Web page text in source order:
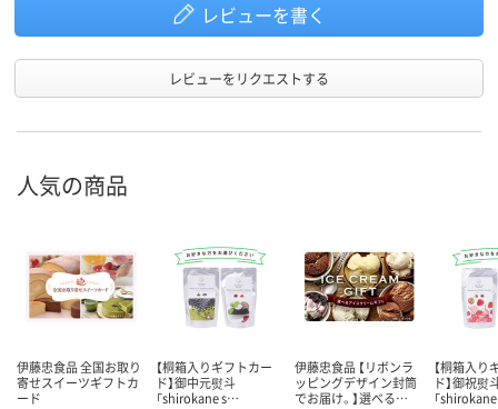
レビューを書く
レビューをリクエストする
人気の商品
伊藤忠食品 全国お取り
寄せスイーツギフトカ
ード
【桐箱入りギフトカー
ド】御中元熨斗
「shirokane s…
伊藤忠食品 【リボンラ
ッピングデザイン封筒
でお届け。】選べる…
【桐箱入り
ド】御祝熨
「